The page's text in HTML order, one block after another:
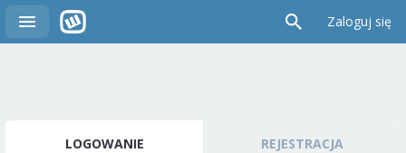
Zaloguj się
LOGOWANIE REJESTRACJA